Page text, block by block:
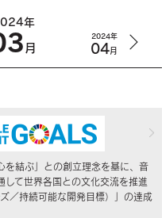
年
月
2024年
04月
を結ぶ」との創立理念を基に、音
して世界各国との文化交流を推進
／持続可能な開発目標）」の達成